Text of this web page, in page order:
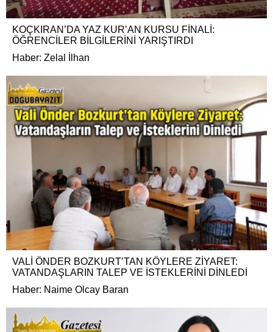
KOÇKIRAN’DA YAZ KUR’AN KURSU FİNALİ:
ÖĞRENCİLER BİLGİLERİNİ YARIŞTIRDI
Haber: Zelal İlhan
VALİ ÖNDER BOZKURT’TAN KÖYLERE ZİYARET:
VATANDAŞLARIN TALEP VE İSTEKLERİNİ DİNLEDİ
Haber: Naime Olcay Baran